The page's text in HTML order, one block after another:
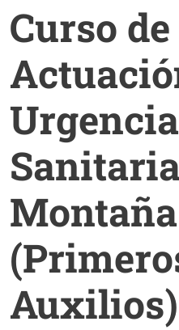
Curso
Montaña
Auxilios)